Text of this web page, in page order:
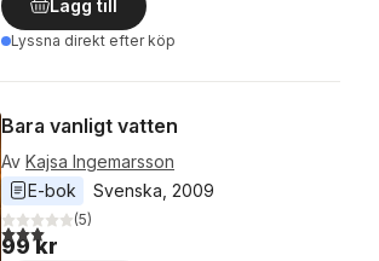
Lägg till
Lyssna direkt efter köp
Bara vanligt vatten
Av Kajsa Ingemarsson
E-bok
Svenska 2009
3,0utav 5 stjärnor. Totalt antal röster:
(5)
99 kr